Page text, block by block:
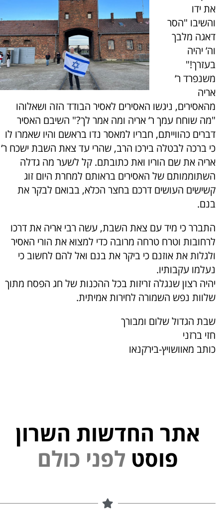
את ידו
והשיבו "הסר
דאגה מלבך
וה‘ יהיה
בעזרך!"
משנפרד ר‘
אריה
מהאסירים, ניגשו האסירים לאסיר הבודד הזה ושאלוהו
"מה שוחח עמך ר‘ אריה ומה אמר לך?" השיבם האסיר
דברים כהווייתם, חבריו למאסר נדו בראשם והיו שאמרו לו
כי ברכה לבטלה בירכו הרב, שהרי עד צאת השבת ישכח ר‘
אריה את שם הוריו ואת כתובתם. קל לשער מה גדלה
השתוממותם של האסירים בראותם למחרת היום זוג
קשישים העושים דרכם בחצר הכלא, בבואם לבקר את
בנם.
התברר כי מיד עם צאת השבת, עשה רבי אריה את דרכו
לרחובות וטרח טרחה מרובה כדי למצוא את הורי האסיר
ולגלות את אוזנם כי ביקר את בנם ואל להם לחשוב כי
נעלמו עקבותיו.
יהיה רצון שנגלה זריזות בכל ההכנות של חג הפסח מתוך
שלוות נפש השמורה לחירות אמיתית.
שבת הגדול שלום ומבורך
חזי ברזני
כותב מאוושויץ-בירקנאו
אתר החדשות השרון
פוסט